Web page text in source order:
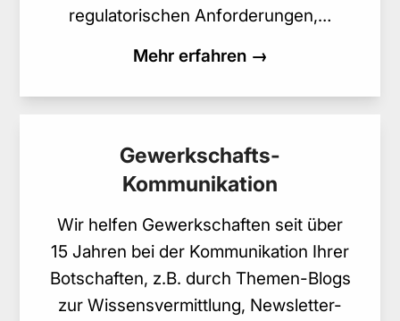
regulatorischen Anforderungen,…
Mehr erfahren →
Gewerkschafts-
Kommunikation
Wir helfen Gewerkschaften seit über
15 Jahren bei der Kommunikation Ihrer
Botschaften, z.B. durch Themen-Blogs
zur Wissensvermittlung, Newsletter-